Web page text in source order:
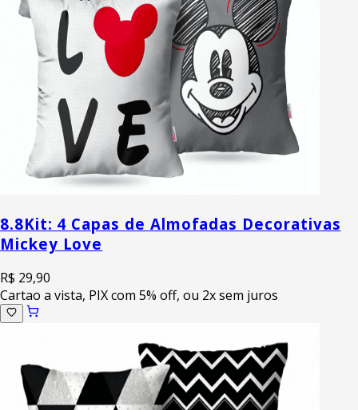
8.8Kit: 4 Capas de Almofadas Decorativas
Mickey Love
R$ 29,90
Cartao a vista, PIX com 5% off, ou 2x sem juros